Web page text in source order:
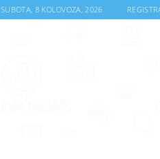
SUBOTA, 8 KOLOVOZA, 2026